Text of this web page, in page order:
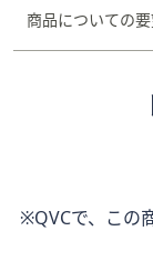
商品についての
※QVCで、この